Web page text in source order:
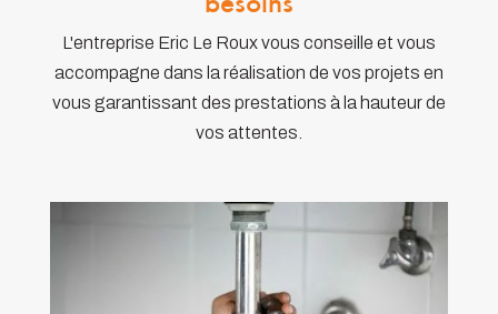
L'entreprise Eric Le Roux vous conseille et vous
accompagne dans la réalisation de vos projets en
vous garantissant des prestations à la hauteur de
vos attentes.